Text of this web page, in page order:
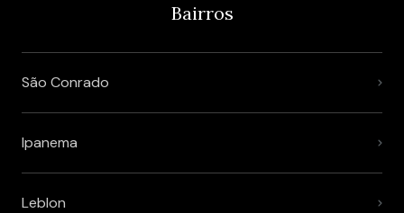
Bairros
São Conrado
Ipanema
Leblon